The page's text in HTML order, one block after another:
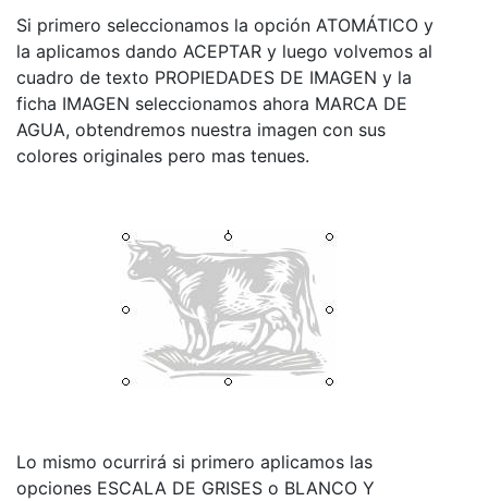
Si primero seleccionamos la opción ATOMÁTICO y
la aplicamos dando ACEPTAR y luego volvemos al
cuadro de texto PROPIEDADES DE IMAGEN y la
ficha IMAGEN seleccionamos ahora MARCA DE
AGUA, obtendremos nuestra imagen con sus
colores originales pero mas tenues.
Lo mismo ocurrirá si primero aplicamos las
opciones ESCALA DE GRISES o BLANCO Y